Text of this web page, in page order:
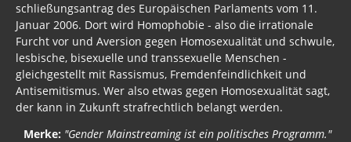
schließungs­antrag des Europäischen Parlaments vom 11.
Januar 2006. Dort wird Homophobie - also die irrationale
Furcht vor und Aversion gegen Homosexualität und schwule,
lesbische, bisexuelle und transsexuelle Menschen -
gleichgestellt mit Rassismus, Fremden­feindlich­keit und
Antisemitismus. Wer also etwas gegen Homosexualität sagt,
der kann in Zukunft strafrechtlich belangt werden.
Merke: "Gender Mainstreaming ist ein politisches Programm."